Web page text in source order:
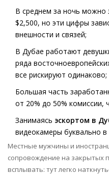
В среднем за ночь можно
$2,500, но эти цифры
внешности и связей;
В Дубае работают
ряда
все рискируют одинаково;
Большая часть
от 20% до 50% комиссии,
Занимаясь эскортом в
видеокамеры буквально
Местные мужчины и
сопровождение на закрытых
всплывать: тут легко